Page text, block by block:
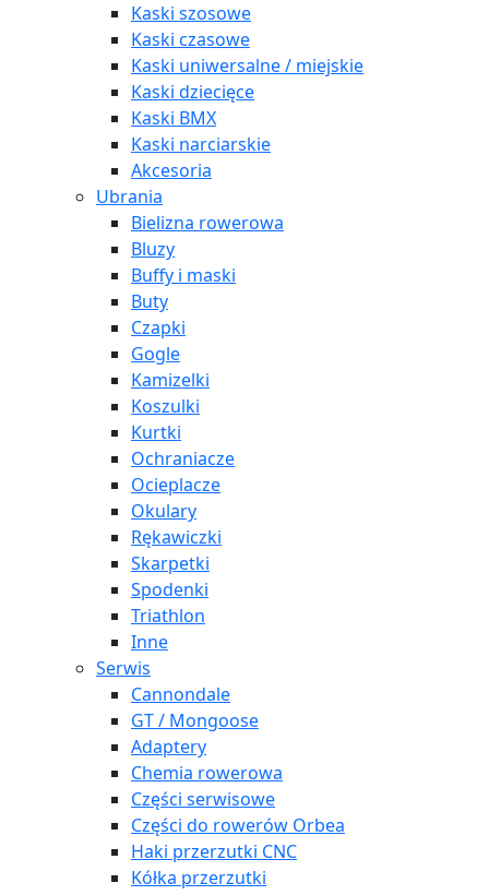
Kaski szosowe
Kaski czasowe
Kaski uniwersalne / miejskie
Kaski dziecięce
Kaski BMX
Kaski narciarskie
Akcesoria
Ubrania
Bielizna rowerowa
Bluzy
Buffy i maski
Buty
Czapki
Gogle
Kamizelki
Koszulki
Kurtki
Ochraniacze
Ocieplacze
Okulary
Rękawiczki
Skarpetki
Spodenki
Triathlon
Inne
Serwis
Cannondale
GT / Mongoose
Adaptery
Chemia rowerowa
Części serwisowe
Części do rowerów Orbea
Haki przerzutki CNC
Kółka przerzutki